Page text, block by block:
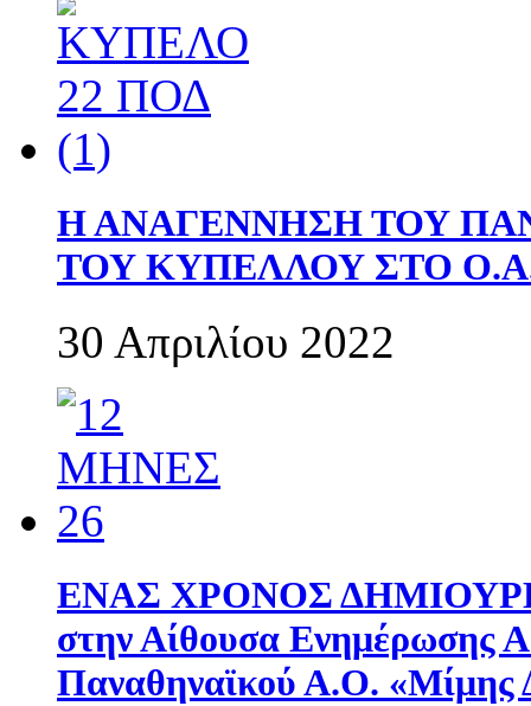
Η ΑΝΑΓΕΝΝΗΣΗ ΤΟΥ
ΤΟΥ ΚΥΠΕΛΛΟΥ ΣΤΟ
30 Απριλίου 2022
ΕΝΑΣ ΧΡΟΝΟΣ
στην Αίθουσα Ενημέρωσης
Παναθηναϊκού Α.Ο. «Μίμης